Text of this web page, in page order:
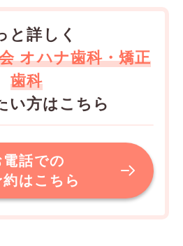
と詳しく
オハナ歯科・矯正
歯科
い方はこちら
電話での
はこちら